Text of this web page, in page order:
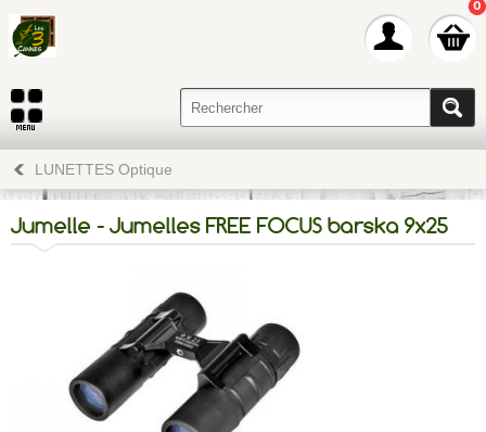
0
LUNETTES Optique
Jumelle - Jumelles FREE FOCUS barska 9x25